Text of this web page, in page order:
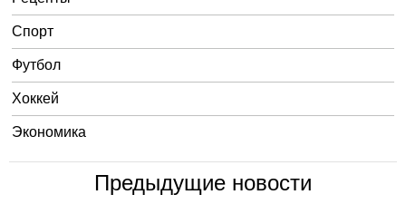
Спорт
Футбол
Хоккей
Экономика
Предыдущие новости